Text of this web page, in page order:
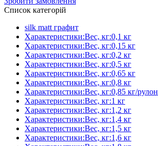
Список категорій
silk matt графит
Характеристики:Вес, кг:0,1 кг
Характеристики:Вес, кг:0,15 кг
Характеристики:Вес, кг:0,2 кг
Характеристики:Вес, кг:0,5 кг
Характеристики:Вес, кг:0,65 кг
Характеристики:Вес, кг:0,8 кг
Характеристики:Вес, кг:0,85 кг/рулон
Характеристики:Вес, кг:1 кг
Характеристики:Вес, кг:1,2 кг
Характеристики:Вес, кг:1,4 кг
Характеристики:Вес, кг:1,5 кг
Характеристики:Вес, кг:1,6 кг